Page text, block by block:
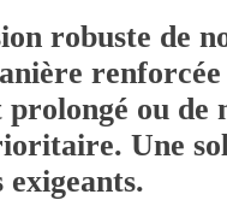
robuste de
ou
Une